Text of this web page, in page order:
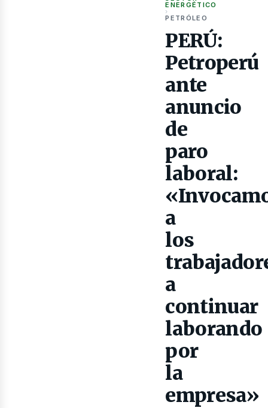
ENERGÉTICO
›
PETRÓLEO
PERÚ:
Petroperú
ante
anuncio
de
paro
laboral:
a
los
a
continuar
laborando
por
la
empresa»